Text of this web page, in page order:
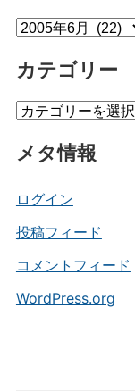
ア
カ
ブ
カテゴリー
カ
ゴ
ー
メタ情報
ログイン
投稿フィード
コメントフィード
WordPress.org